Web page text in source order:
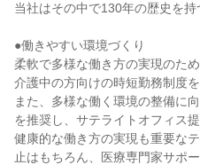
当社はその中で130年の歴史を
●働きやすい環境づくり
柔軟で多様な働き方の実現のた
介護中の方向けの時短勤務制度を
また、多様な働く環境の整備に
を推奨し、サテライトオフィス
健康的な働き方の実現も重要な
止はもちろん、医療専門家サポ